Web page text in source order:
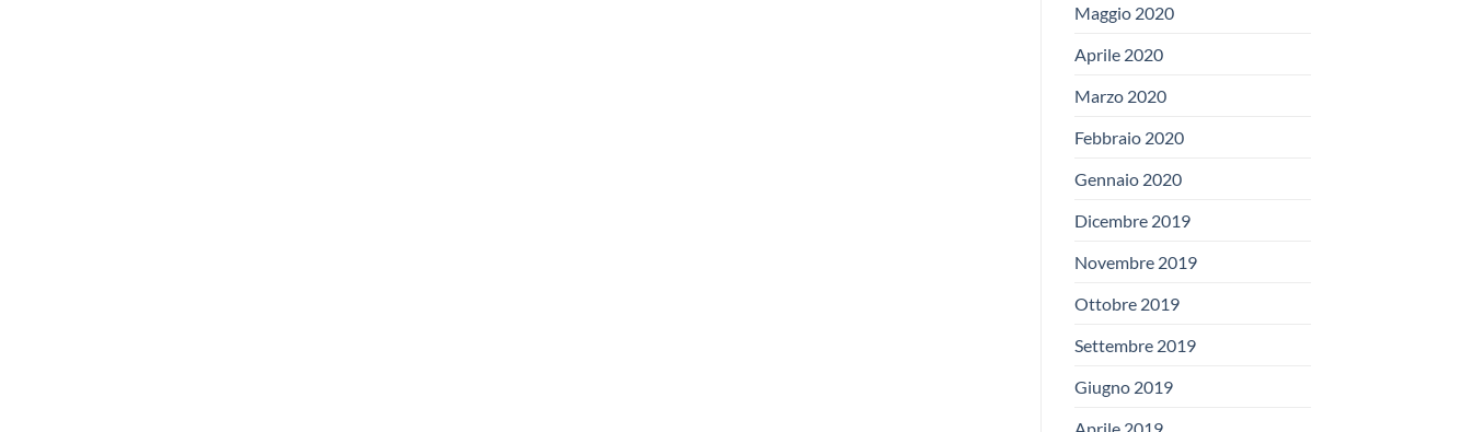
Maggio 2020
Aprile 2020
Marzo 2020
Febbraio 2020
Gennaio 2020
Dicembre 2019
Novembre 2019
Ottobre 2019
Settembre 2019
Giugno 2019
Aprile 2019